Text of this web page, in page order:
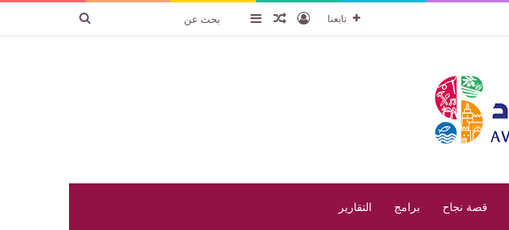
تابعنا تسجيل الدخول
عنصر عشوائي
إضافة عمود جانبي
بحث
قصة نجاح برامج التقارير